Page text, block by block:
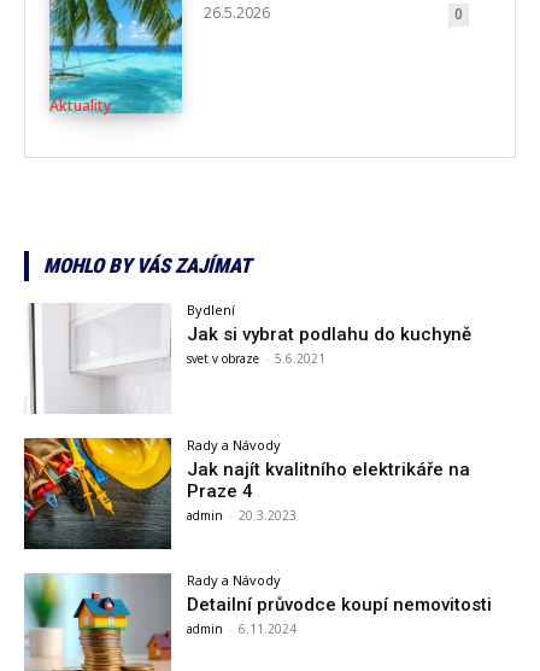
Aktuality
26.5.2026 0
MOHLO BY VÁS ZAJÍMAT
Bydlení
Jak si vybrat podlahu do kuchyně
svet v obraze - 5.6.2021
Rady a Návody
Jak najít kvalitního elektrikáře na
Praze 4
admin - 20.3.2023
Rady a Návody
Detailní průvodce koupí nemovitosti
admin - 6.11.2024